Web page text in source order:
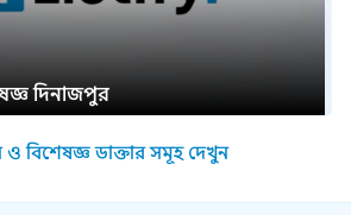
দিনাজপুর
ও বিশেষজ্ঞ ডাক্তার সমূহ দেখুন